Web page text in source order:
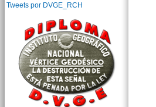
Tweets por DVGE_RCH